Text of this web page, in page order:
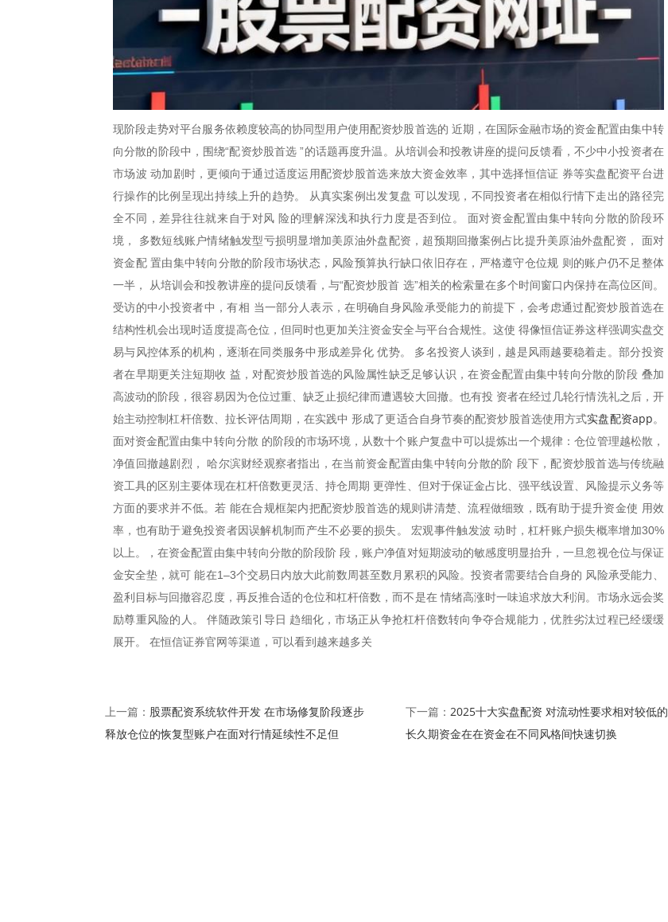
现阶段走势对平台服务依赖度较高的协同型用户使用配资炒股首选的 近期，在国际金融市场的资金配置由集中转
向分散的阶段中，围绕“配资炒股首选 ”的话题再度升温。从培训会和投教讲座的提问反馈看，不少中小投资者在
市场波 动加剧时，更倾向于通过适度运用配资炒股首选来放大资金效率，其中选择恒信证 券等实盘配资平台进
行操作的比例呈现出持续上升的趋势。 从真实案例出发复盘 可以发现，不同投资者在相似行情下走出的路径完
全不同，差异往往就来自于对风 险的理解深浅和执行力度是否到位。 面对资金配置由集中转向分散的阶段环
境， 多数短线账户情绪触发型亏损明显增加美原油外盘配资，超预期回撤案例占比提升美原油外盘配资， 面对
资金配 置由集中转向分散的阶段市场状态，风险预算执行缺口依旧存在，严格遵守仓位规 则的账户仍不足整体
一半， 从培训会和投教讲座的提问反馈看，与“配资炒股首 选”相关的检索量在多个时间窗口内保持在高位区间。
受访的中小投资者中，有相 当一部分人表示，在明确自身风险承受能力的前提下，会考虑通过配资炒股首选在
结构性机会出现时适度提高仓位，但同时也更加关注资金安全与平台合规性。这使 得像恒信证券这样强调实盘交
易与风控体系的机构，逐渐在同类服务中形成差异化 优势。 多名投资人谈到，越是风雨越要稳着走。部分投资
者在早期更关注短期收 益，对配资炒股首选的风险属性缺乏足够认识，在资金配置由集中转向分散的阶段 叠加
高波动的阶段，很容易因为仓位过重、缺乏止损纪律而遭遇较大回撤。也有投 资者在经过几轮行情洗礼之后，开
始主动控制杠杆倍数、拉长评估周期，在实践中 形成了更适合自身节奏的配资炒股首选使用方式实盘配资app。
面对资金配置由集中转向分散 的阶段的市场环境，从数十个账户复盘中可以提炼出一个规律：仓位管理越松散，
净值回撤越剧烈， 哈尔滨财经观察者指出，在当前资金配置由集中转向分散的阶 段下，配资炒股首选与传统融
资工具的区别主要体现在杠杆倍数更灵活、持仓周期 更弹性、但对于保证金占比、强平线设置、风险提示义务等
方面的要求并不低。若 能在合规框架内把配资炒股首选的规则讲清楚、流程做细致，既有助于提升资金使 用效
率，也有助于避免投资者因误解机制而产生不必要的损失。 宏观事件触发波 动时，杠杆账户损失概率增加30%
以上。，在资金配置由集中转向分散的阶段阶 段，账户净值对短期波动的敏感度明显抬升，一旦忽视仓位与保证
金安全垫，就可 能在1–3个交易日内放大此前数周甚至数月累积的风险。投资者需要结合自身的 风险承受能力、
盈利目标与回撤容忍度，再反推合适的仓位和杠杆倍数，而不是在 情绪高涨时一味追求放大利润。市场永远会奖
励尊重风险的人。 伴随政策引导日 趋细化，市场正从争抢杠杆倍数转向争夺合规能力，优胜劣汰过程已经缓缓
展开。 在恒信证券官网等渠道，可以看到越来越多关
上一篇： 股票配资系统软件开发 在市场修复阶段逐步
释放仓位的恢复型账户在面对行情延续性不足但
下一篇： 2025十大实盘配资 对流动性要求相对较低的
长久期资金在在资金在不同风格间快速切换